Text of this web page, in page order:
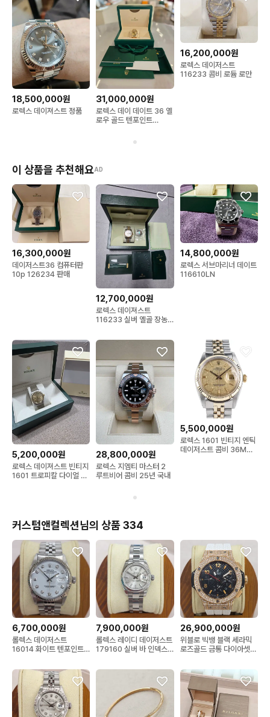
18,500,000원
로렉스 데이져스트 정품
31,000,000원
로렉스 데이 데이트 36 옐
로우 골드 텐포인트
16,200,000원
로렉스 데이저스트
116233 콤비 로듐 로만
이 상품을 추천해요AD
16,300,000원
데이저스트36 컴퓨터판
10p 126234 판매
12,700,000원
로렉스 데이져스트
116233 실버 옐골 장농
14,800,000원
로렉스 서브마리너 데이트
116610LN
5,200,000원
로렉스 데이져스트 빈티지
1601 트로피칼 다이얼 브
28,800,000원
로렉스 지엠티 마스터 2
루트비어 콤비 25년 국내
5,500,000원
로렉스 1601 빈티지 엔틱
데이저스트 콤비 36MM
커스텀앤컬렉션님의 상품 334
6,700,000원
롤렉스 데이저스트
16014 화이트 텐포인트
7,900,000원
롤렉스 레이디 데이저스트
179160 실버 바 인덱스
26,900,000원
위블로 빅뱅 블랙 세라믹
로즈골드 금통 다이아셋팅